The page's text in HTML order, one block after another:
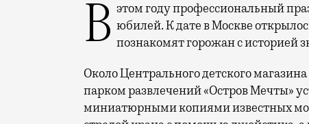
В этом году профессиональный праздник День строителя отмечает 70-летний юбилей. К дате в Москве
познакомят горожан с историей
Около Центрального детского
парком развлечений «Остров Мечты»
миниатюрными копиями известных